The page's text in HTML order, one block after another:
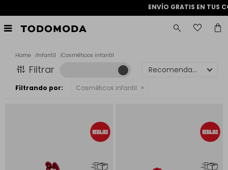
ENVÍO GRATIS EN TUS

Home Infantil Cosméticos infantil
Recomendados
Filtrando por: Cosméticos infantil